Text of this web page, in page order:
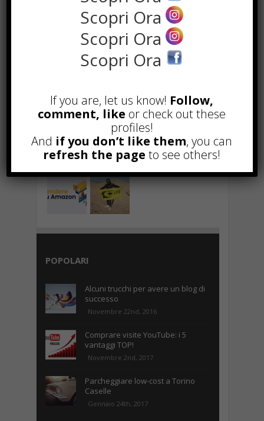
costi contenuti
Marzo 23rd, 2018
NEWS IN UNA FOTO
POPOLARI
Alcuni trucchi per avere un blog di
successo
Novembre 22nd, 2016
Comprare visite YouTube: i 5
vantaggi TOP!
Novembre 2nd, 2017
Parcheggiare low-cost a Torino
Caselle
Gennaio 24th, 2017
Scopri Ora
Scopri Ora
Scopri Ora
If you are, let us know! Follow,
comment, like or check out these
profiles!
And if you don’t like them, you can
refresh the page to see others!